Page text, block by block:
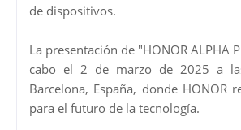
de dispositivos.
La presentación de "HONOR ALPHA
cabo el 2 de marzo de 2025 a
Barcelona, España, donde HONOR
para el futuro de la tecnología.